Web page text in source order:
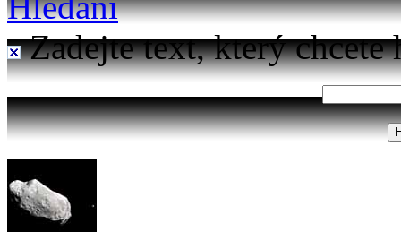
Zadejte text, který chcete